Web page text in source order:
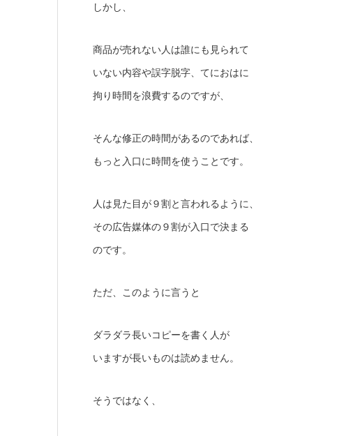
しかし、
商品が売れない人は誰にも見られて
いない内容や誤字脱字、てにおはに
拘り時間を浪費するのですが、
そんな修正の時間があるのであれば、
もっと入口に時間を使うことです。
人は見た目が９割と言われるように、
その広告媒体の９割が入口で決まる
のです。
ただ、このように言うと
ダラダラ長いコピーを書く人が
いますが長いものは読めません。
そうではなく、